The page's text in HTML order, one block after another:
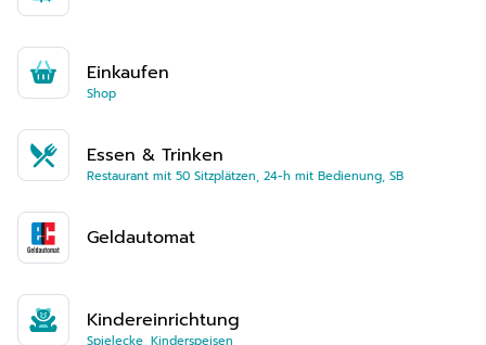
Einkaufen
Shop
Essen & Trinken
Restaurant mit 50 Sitzplätzen, 24-h mit Bedienung, SB
Geldautomat
Kindereinrichtung
Spielecke, Kinderspeisen